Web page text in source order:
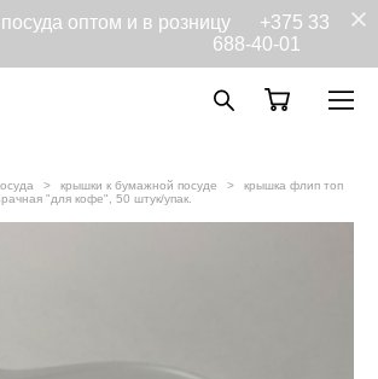
оптом и в розницу +375 33
688-40-01
> крышки к бумажной посуде >
крышка флип топ
"для кофе", 50 штук/упак.